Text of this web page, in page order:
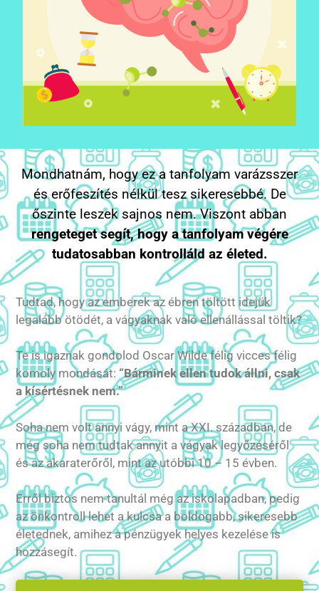
Mondhatnám, hogy ez a tanfolyam varázsszer
és erőfeszítés nélkül tesz sikeresebbé. De
őszinte leszek sajnos nem. Viszont abban
rengeteget segít, hogy a tanfolyam végére
tudatosabban kontrolláld az életed.
Tudtad, hogy az emberek az ébren töltött idejük
legalább ötödét, a vágyaknak való ellenállással töltik?
Te is igaznak gondolod Oscar Wilde félig vicces félig
komoly mondását: “Bárminek ellen tudok állni, csak
a kísértésnek nem.”
Soha nem volt annyi vágy, mint a XXI. században, de
még soha nem tudtak annyit a vágyak legyőzéséről
és az akaraterőről, mint az utóbbi 10 – 15 évben.
Erről biztos nem tanultál még az iskolapadban, pedig
az önkontroll lehet a kulcsa a boldogabb, sikeresebb
életednek, amihez a pénzügyek helyes kezelése is
hozzásegít.